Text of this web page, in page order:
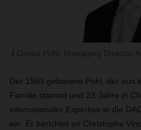
Der 1983 geborene Pohl, der aus
Familie stammt und 23 Jahre in
internationaler Expertise in die
ein. Er berichtet an Christophe